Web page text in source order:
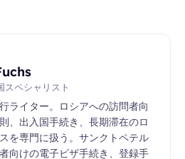
スペシャリスト
ライター。ロシアへの訪問者向
、出入国手続き、長期滞在のロ
を専門に扱う。サンクトペテル
向けの電子ビザ手続き、登録手